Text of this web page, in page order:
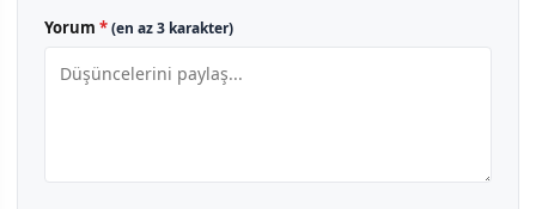
Yorum *(en az 3 karakter)